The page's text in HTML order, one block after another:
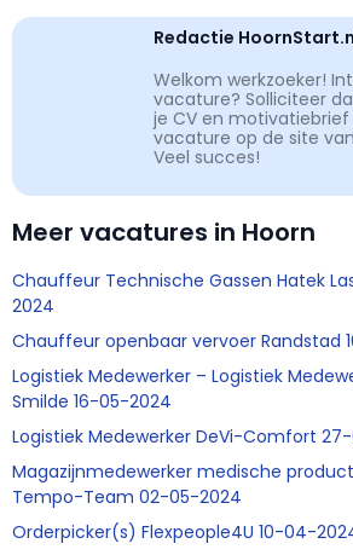
Redactie
Welkom werkzoeker!
vacature? Solliciteer
je CV en motivatiebrief
vacature op de site
Veel succes!
Meer vacatures in Hoorn
Chauffeur Technische Gassen Hatek
2024
Chauffeur openbaar vervoer Randstad
Logistiek Medewerker – Logistiek
Smilde 16-05-2024
Logistiek Medewerker DeVi-Comfort
Magazijnmedewerker medische
Tempo-Team 02-05-2024
Orderpicker(s) Flexpeople4U 10-04-